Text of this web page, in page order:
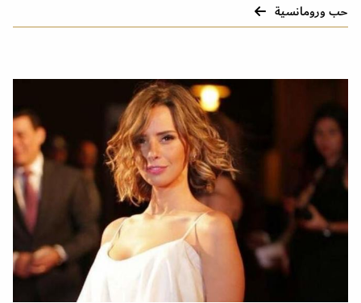
حب ورومانسية